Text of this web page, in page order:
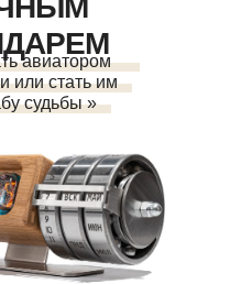
авиатором
или стать им
судьбы »